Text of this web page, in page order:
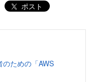
ポスト
のための「AWS